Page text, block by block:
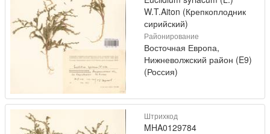
W.T.Aiton (Крепкоплодник
сирийский)
Районирование
Восточная Европа,
Нижневолжский район (E9)
(Россия)
Штрихкод
MHA0129784